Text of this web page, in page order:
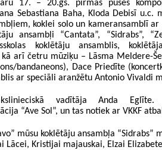
17. – 20.gs. pirmās puses
Sebastiana Baha, Kloda Debisī u.c.
koklei solo un kameransamblī
ansambļi “Cantata”, “Sidrabs”,
koklētāju ansamblis,
kā arī četru mūziķu – Lāsma Meldere-
bandaneons), Dace Priedīte
ar speciāli aranžētu Antonio Vivaldi
vadītāja Anda
“Ave Sol”, un tas notiek ar VKKF
mūsu koklētāju ansambļa
Lācei, Kristijai majauskai, Elzai